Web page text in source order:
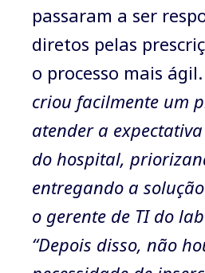
passaram a ser
diretos pelas
o processo mais ágil.
criou facilmente um
atender a
do hospital,
entregando a
o gerente de TI do
“Depois disso, não